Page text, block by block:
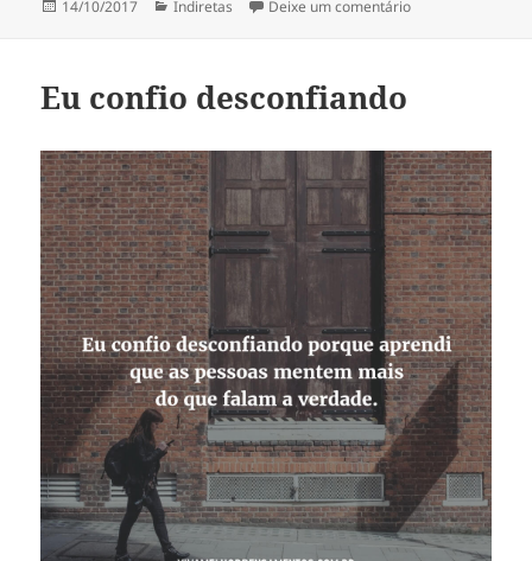
Publicado
14/10/2017 Categorias
Indiretas Deixe um comentárioem Confiança é
Eu confio desconfiando